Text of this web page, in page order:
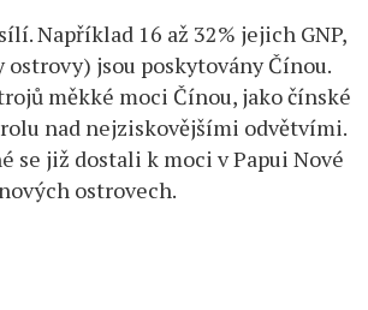
Například 16 až 32% jejich GNP,
jsou poskytovány Čínou.
měkké moci Čínou, jako čínské
nad nejziskovějšími odvětvími.
se již dostali k moci v Papui Nové
ostrovech.